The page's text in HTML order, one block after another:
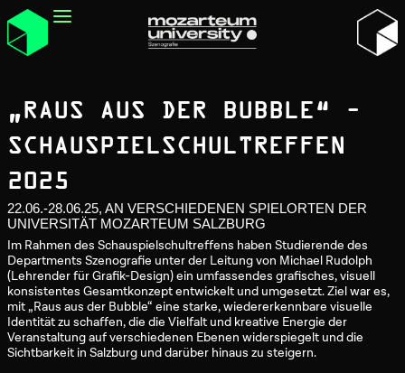
„RAUS AUS DER BUBBLE“ –
SCHAUSPIELSCHULTREFFEN
2025
22.06.-28.06.25, AN VERSCHIEDENEN SPIELORTEN DER
UNIVERSITÄT MOZARTEUM SALZBURG
Im Rahmen des Schauspielschultreffens haben Studierende des
Departments Szenografie unter der Leitung von Michael Rudolph
(Lehrender für Grafik-Design) ein umfassendes grafisches, visuell
konsistentes Gesamtkonzept entwickelt und umgesetzt. Ziel war es,
mit „Raus aus der Bubble“ eine starke, wiedererkennbare visuelle
Identität zu schaffen, die die Vielfalt und kreative Energie der
Veranstaltung auf verschiedenen Ebenen widerspiegelt und die
Sichtbarkeit in Salzburg und darüber hinaus zu steigern.